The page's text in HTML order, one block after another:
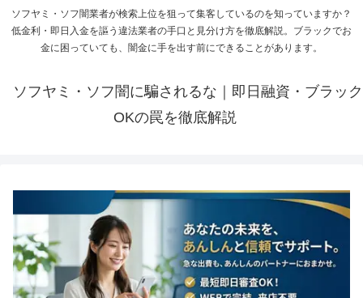
ソフヤミ・ソフ闇業者が検索上位を狙って集客しているのを知っていますか？
低金利・即日入金を謳う違法業者の手口と見分け方を徹底解説。ブラックでお
金に困っていても、闇金に手を出す前にできることがあります。
ソフヤミ・ソフ闇に騙されるな｜即日融資・ブラック
OKの罠を徹底解説